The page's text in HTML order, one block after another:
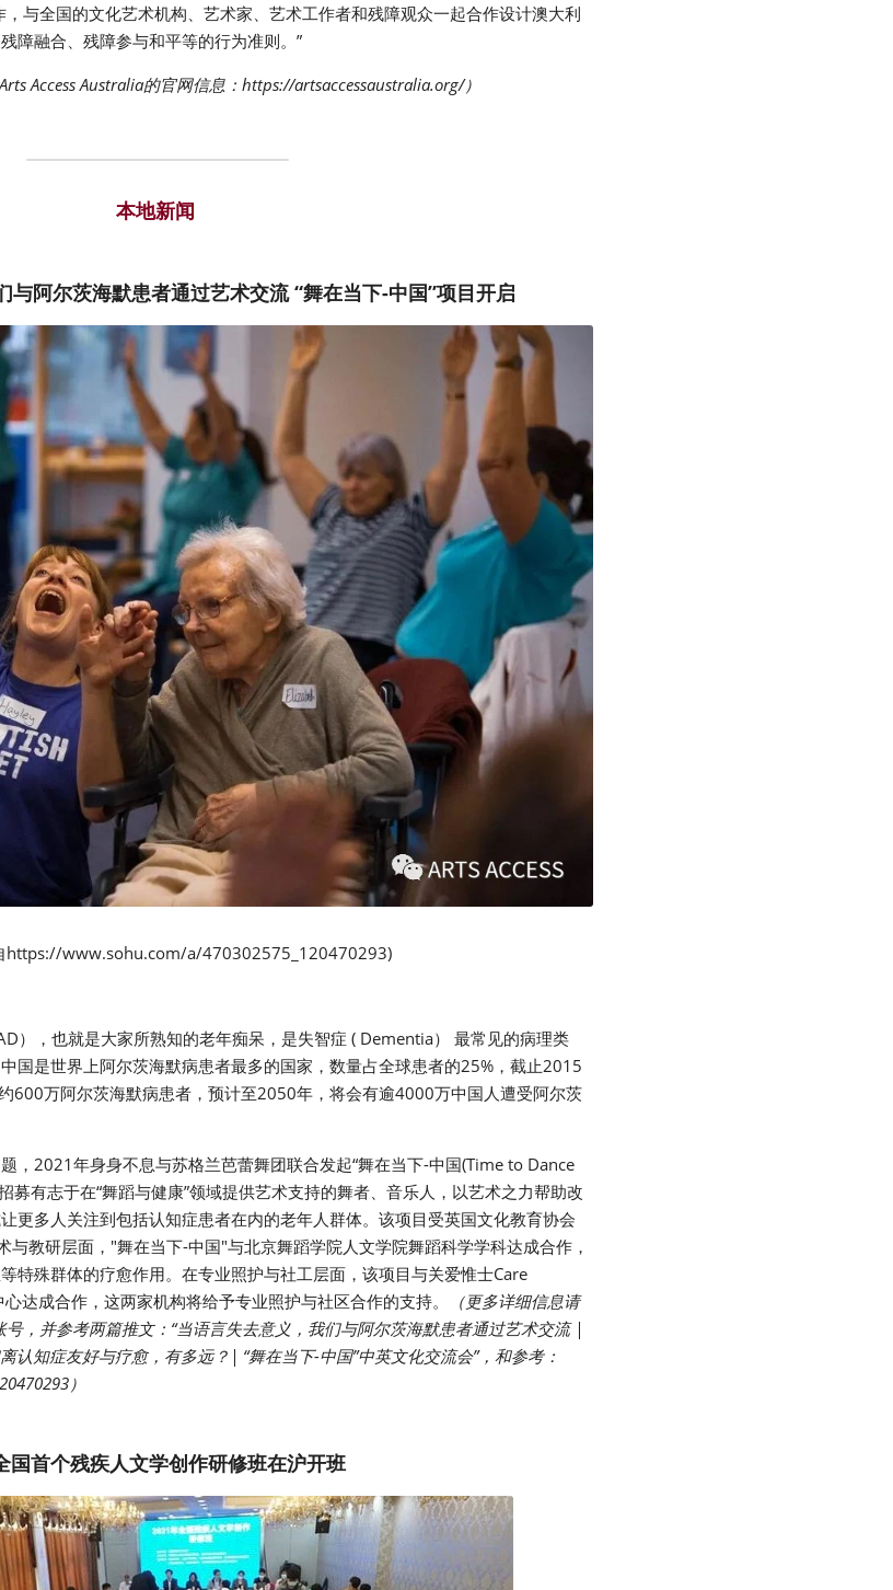
与全国的文化艺术机构、艺术家、艺术工作者和残障观众一起合作设计澳大利
障融合、残障参与和平等的行为准则。”
Access Australia的官网信息：https://artsaccessaustralia.org/）
本地新闻
与阿尔茨海默患者通过艺术交流 “舞在当下-中国”项目开启
https://www.sohu.com/a/470302575_120470293)
），也就是大家所熟知的老年痴呆，是失智症 ( Dementia） 最常见的病理类
国是世界上阿尔茨海默病患者最多的国家，数量占全球患者的25%，截止2015
600万阿尔茨海默病患者，预计至2050年，将会有逾4000万中国人遭受阿尔茨
，2021年身身不息与苏格兰芭蕾舞团联合发起“舞在当下-中国(Time to Dance
募有志于在“舞蹈与健康”领域提供艺术支持的舞者、音乐人，以艺术之力帮助改
更多人关注到包括认知症患者在内的老年人群体。该项目受英国文化教育协会
与教研层面，"舞在当下-中国"与北京舞蹈学院人文学院舞蹈科学学科达成合作，
特殊群体的疗愈作用。在专业照护与社工层面，该项目与关爱惟士Care
达成合作，这两家机构将给予专业照护与社区合作的支持。
（更多详细信息请
号，并参考两篇推文：“当语言失去意义，我们与阿尔茨海默患者通过艺术交流 |
认知症友好与疗愈，有多远？| “舞在当下-中国”中英文化交流会”，和参考：
）
国首个残疾人文学创作研修班在沪开班